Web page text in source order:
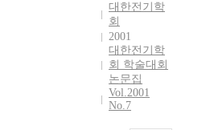
대한전기학
회
2001
대한전기학
회 학술대회
논문집
Vol.2001
No.7